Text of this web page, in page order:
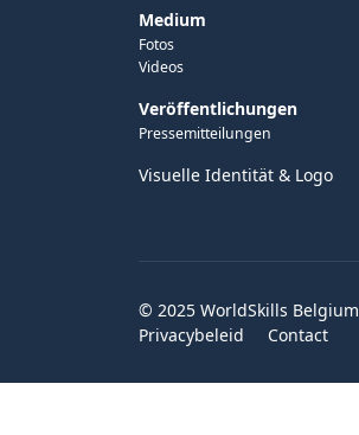
Medium
Fotos
Videos
Veröffentlichungen
Pressemitteilungen
Visuelle Identität & Logo
© 2025 WorldSkills Belgium
Privacybeleid
Contact